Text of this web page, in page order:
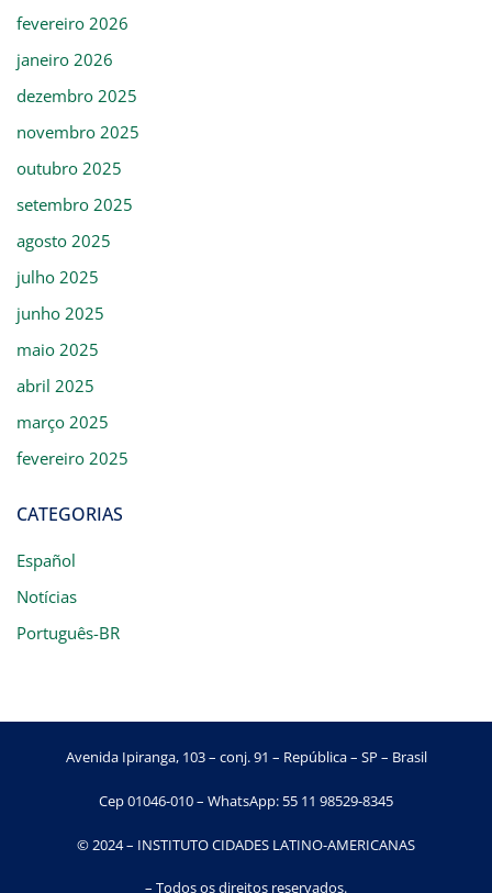
fevereiro 2026
janeiro 2026
dezembro 2025
novembro 2025
outubro 2025
setembro 2025
agosto 2025
julho 2025
junho 2025
maio 2025
abril 2025
março 2025
fevereiro 2025
CATEGORIAS
Español
Notícias
Português-BR
Avenida Ipiranga, 103 – conj. 91 – República – SP – Brasil
Cep 01046-010 – WhatsApp: 55 11 98529-8345
© 2024 – INSTITUTO CIDADES LATINO-AMERICANAS
– Todos os direitos reservados.​